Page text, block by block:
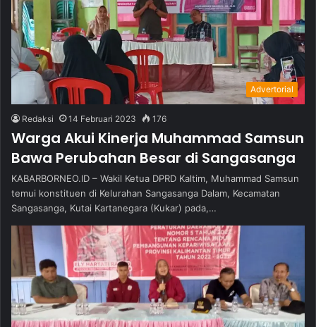
Advertorial
Redaksi 14 Februari 2023 176
Warga Akui Kinerja Muhammad Samsun
Bawa Perubahan Besar di Sangasanga
KABARBORNEO.ID – Wakil Ketua DPRD Kaltim, Muhammad Samsun
temui konstituen di Kelurahan Sangasanga Dalam, Kecamatan
Sangasanga, Kutai Kartanegara (Kukar) pada,…